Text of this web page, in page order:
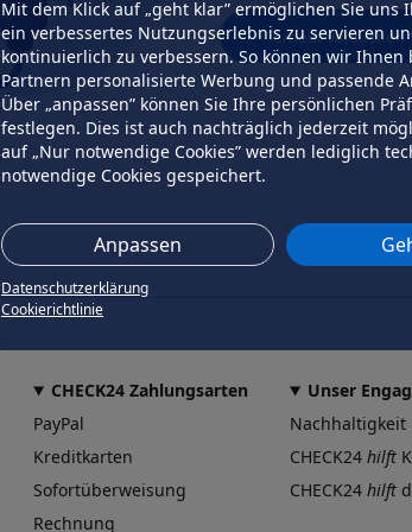
Mit dem Klick auf „geht klar” ermöglichen Sie uns
ein verbessertes Nutzungserlebnis zu servieren
kontinuierlich zu verbessern. So können wir Ihnen
Partnern personalisierte Werbung und passende
Über „anpassen” können Sie Ihre persönlichen
festlegen. Dies ist auch nachträglich jederzeit
auf „Nur notwendige Cookies” werden lediglich
notwendige Cookies gespeichert.
Anpassen
Datenschutzerklärung
Cookierichtlinie
erneut versuchen
CHECK24 Zahlungsarten
PayPal
Kreditkarten
Sofortüberweisung
Rechnung
Unser
Nachhaltigkeit
CHECK24 hilft
CHECK24 hilft